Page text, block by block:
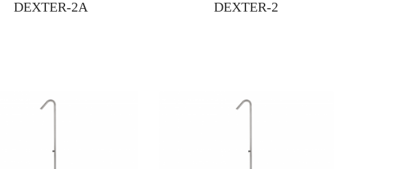
DEXTER-2A DEXTER-2